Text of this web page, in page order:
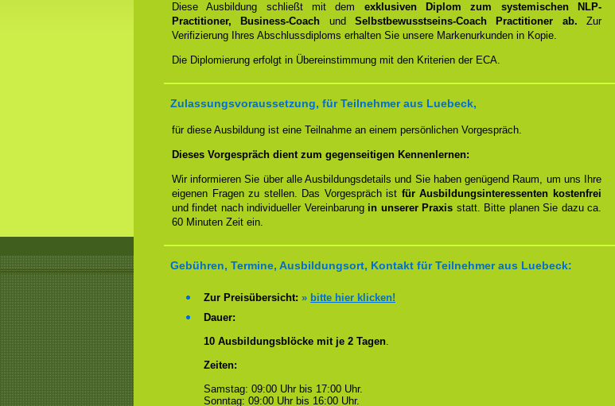
Diese Ausbildung schließt mit dem exklusiven Diplom zum systemischen NLP-
Practitioner, Business-Coach undSelbstbewusstseins-Coach Practitioner ab.Zur
Verifizierung Ihres Abschlussdiploms erhalten Sie unsere Markenurkunden in Kopie.
Die Diplomierung erfolgt in Übereinstimmung mit den Kriterien der ECA.
Zulassungsvoraussetzung, für Teilnehmer aus Luebeck,
für diese Ausbildung ist eine Teilnahme an einem persönlichen Vorgespräch.
Dieses Vorgespräch dient zum gegenseitigen Kennenlernen:
Wir informieren Sie über alle Ausbildungsdetails und Sie haben genügend Raum, um uns Ihre
eigenen Fragen zu stellen. Das Vorgespräch ist für Ausbildungsinteressenten kostenfrei
und findet nach individueller Vereinbarung in unserer Praxis statt. Bitte planen Sie dazu ca.
60 Minuten Zeit ein.
Gebühren, Termine, Ausbildungsort, Kontakt für Teilnehmer aus Luebeck:
Zur Preisübersicht: » bitte hier klicken!
Dauer:
10 Ausbildungsblöcke mit je 2 Tagen.
Zeiten:
Samstag: 09:00 Uhr bis 17:00 Uhr.
Sonntag: 09:00 Uhr bis 16:00 Uhr.